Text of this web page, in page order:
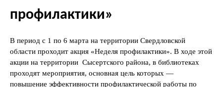
профилактики»
В период с 1 по 6 марта на территории Свердловской
области проходит акция «Неделя профилактики». В ходе этой
акции на территории Сысертского района, в библиотеках
проходят мероприятия, основная цель которых —
повышение эффективности профилактической работы по